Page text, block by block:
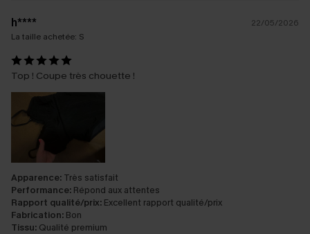
h****
22/05/2026
La taille achetée: S
Top ! Coupe très chouette !
Apparence: Très satisfait
Performance: Répond aux attentes
Rapport qualité/prix: Excellent rapport qualité/prix
Fabrication: Bon
Tissu: Qualité premium